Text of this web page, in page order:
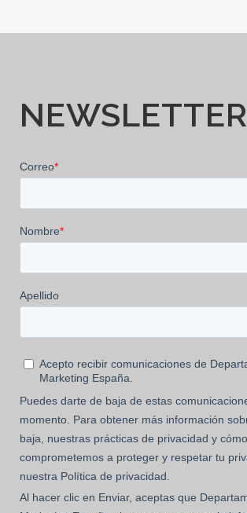
NEWSLETTER